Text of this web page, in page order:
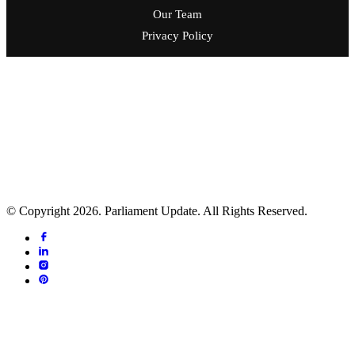
Our Team
Privacy Policy
© Copyright 2026. Parliament Update. All Rights Reserved.